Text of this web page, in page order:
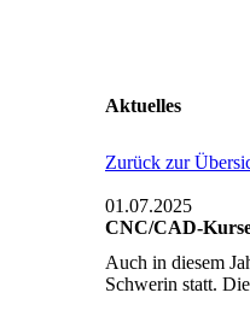
Aktuelles
Zurück zur
01.07.2025
CNC/CAD-
Auch in diesem
Schwerin statt.